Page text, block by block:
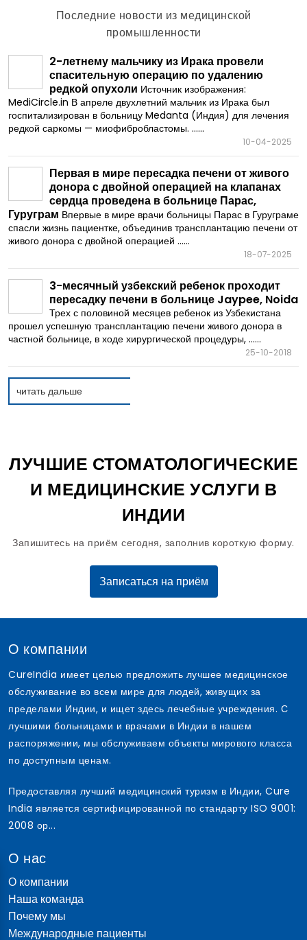
Последние новости из медицинской
промышленности
2-летнему мальчику из Ирака провели
спасительную операцию по удалению
редкой опухоли Источник изображения:
MediCircle.in В апреле двухлетний мальчик из Ирака был
госпитализирован в больницу Medanta (Индия) для лечения
редкой саркомы — миофибробластомы. ......
10-04-2025
Первая в мире пересадка печени от живого
донора с двойной операцией на клапанах
сердца проведена в больнице Парас,
Гуруграм Впервые в мире врачи больницы Парас в Гуруграме
спасли жизнь пациентке, объединив трансплантацию печени от
живого донора с двойной операцией ......
18-07-2025
3-месячный узбекский ребенок проходит
пересадку печени в больнице Jaypee, Noida
Трех с половиной месяцев ребенок из Узбекистана
прошел успешную трансплантацию печени живого донора в
частной больнице, в ходе хирургической процедуры, ......
25-10-2018
читать дальше
ЛУЧШИЕ СТОМАТОЛОГИЧЕСКИЕ
И МЕДИЦИНСКИЕ УСЛУГИ В
ИНДИИ
Запишитесь на приём сегодня, заполнив короткую форму.
Записаться на приём
О компании
CureIndia имеет целью предложить лучшее медицинское
обслуживание во всем мире для людей, живущих за
пределами Индии, и ищет здесь лечебные учреждения. С
лучшими больницами и врачами в Индии в нашем
распоряжении, мы обслуживаем объекты мирового класса
по доступным ценам.
Предоставляя лучший медицинский туризм в Индии, Cure
India является сертифицированной по стандарту ISO 9001:
2008 ор...
О нас
О компании
Наша команда
Почему мы
Международные пациенты